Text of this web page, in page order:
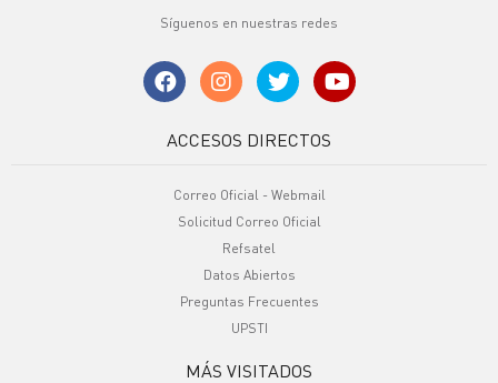
Síguenos en nuestras redes
ACCESOS DIRECTOS
Correo Oficial - Webmail
Solicitud Correo Oficial
Refsatel
Datos Abiertos
Preguntas Frecuentes
UPSTI
MÁS VISITADOS